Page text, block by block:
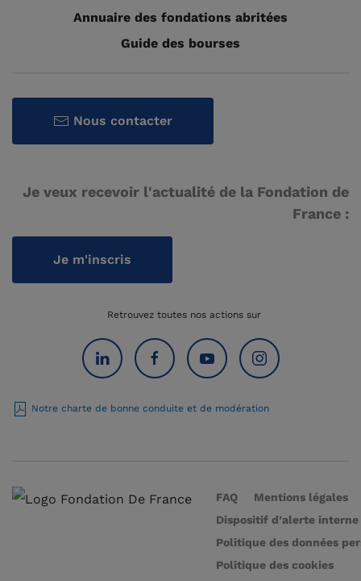
Annuaire des fondations abritées
Guide des bourses
Nous contacter
Je veux recevoir l'actualité de la Fondation de
France :
Je m'inscris
Retrouvez toutes nos actions sur
Notre charte de bonne conduite et de modération
FAQ
Mentions légales
Dispositif d’alerte interne
Politique des données
Politique des cookies